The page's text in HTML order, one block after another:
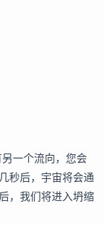
一个流向，您会
秒后，宇宙将会通
，我们将进入坍缩